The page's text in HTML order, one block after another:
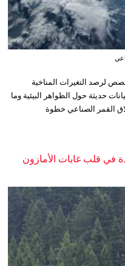
لرصد التغيرات المناخية
حديثة حول الظواهر البيئية وما
القمر الصناعي خطوة
في قلب غابات الأمازون